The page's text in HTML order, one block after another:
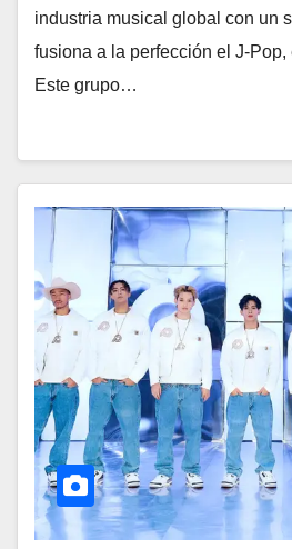
industria musical global con un
fusiona a la perfección el J-
Este grupo…